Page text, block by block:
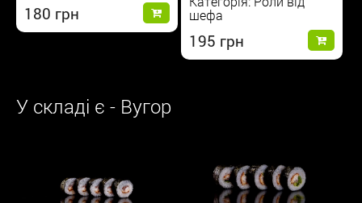
180
шефа
195
У складі є - Вугор